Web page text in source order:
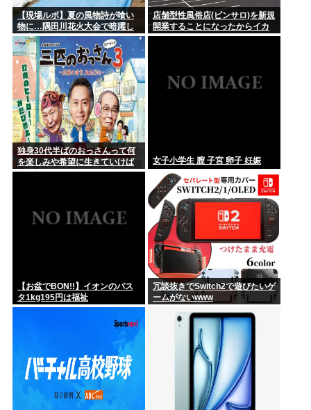
60km...
一流顔隠しアーティストtuki.(17)さん、「家族でハワイ行っ...
独身ひとり暮らしおじさんがひとりでスシローに来たよ☺
秋田県県庁の職員、公式オンライン会見で出張先のラブホテル
でバスロ...
日本人JDが韓国旅行しまくる理由1位「いい出会いがありそう
だから...
妊娠中の倖田來未(43)、ド派手なネイルを披露「世界一可愛い
【現場ルポ】夏の風物詩が喰い
物に…隅田川花火大会で暗躍し
た中国人「場所取り転売ヤー」
の高笑い
店舗型性風俗店(ピンサロ)を新規
開業することになったからイカ
した店名考えてくれ
独身30代半ばのおっさんって何
を楽しみや希望に生きていけば
いいんだ？
女子小学生 膣 子宮 卵子 妊娠
【お盆でBON!!】イオンのパス
タ1kg195円は福祉
冗談抜きでSwitch2で遊びたいゲ
ームがないwww